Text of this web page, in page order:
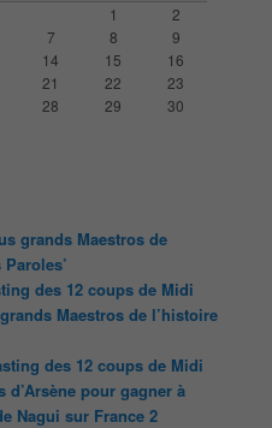
1
2
7 8
9
14 15
16
21 22
23
28 29
30
grands Maestros de
des 12 coups de Midi
Maestros de l’histoire
des 12 coups de Midi
d’Arsène pour gagner à
Nagui sur France 2